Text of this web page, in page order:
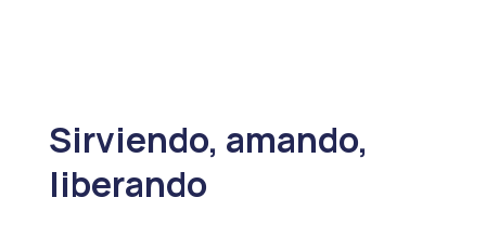
Sirviendo, amando,
liberando